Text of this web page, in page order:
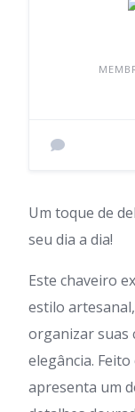
Um toque de
seu dia a dia!
Este chaveiro
estilo
organizar suas
elegância.
apresenta um